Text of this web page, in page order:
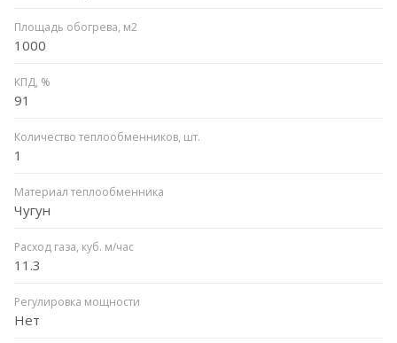
Площадь обогрева, м2
1000
КПД, %
91
Количество теплообменников, шт.
1
Материал теплообменника
Чугун
Расход газа, куб. м/час
11.3
Регулировка мощности
Нет